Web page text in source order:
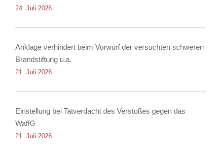
24. Juli 2026
Anklage verhindert beim Vorwurf der versuchten schweren
Brandstiftung u.a.
21. Juli 2026
Einstellung bei Tatverdacht des Verstoßes gegen das
WaffG
21. Juli 2026